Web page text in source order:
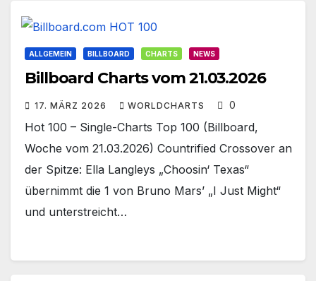
ALLGEMEIN BILLBOARD CHARTS NEWS
Billboard Charts vom 21.03.2026
17. MÄRZ 2026 WORLDCHARTS 0
Hot 100 – Single-Charts Top 100 (Billboard,
Woche vom 21.03.2026) Countrified Crossover an
der Spitze: Ella Langleys „Choosin‘ Texas“
übernimmt die 1 von Bruno Mars’ „I Just Might“
und unterstreicht…